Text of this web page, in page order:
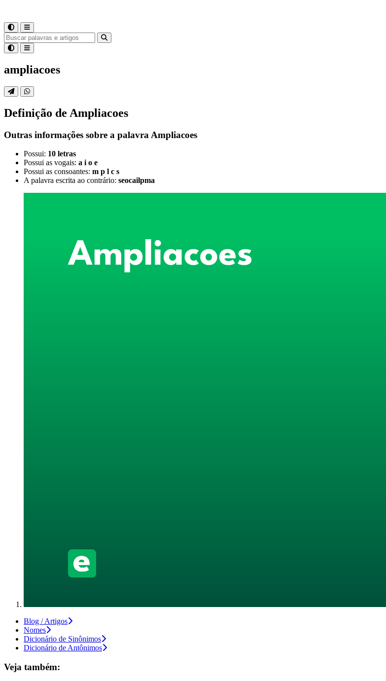
ampliacoes
Definição de Ampliacoes
Outras informações sobre a palavra Ampliacoes
Possui: 10 letras
Possui as vogais: a i o e
Possui as consoantes: m p l c s
A palavra escrita ao contrário: seocailpma
Blog / Artigos
Nomes
Dicionário de Sinônimos
Dicionário de Antônimos
Veja também: